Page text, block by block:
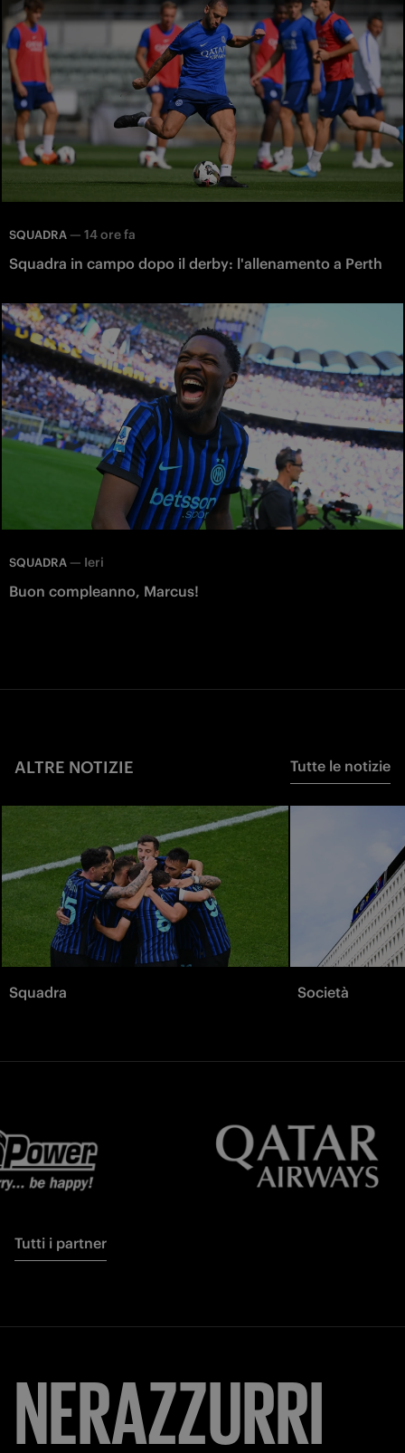
SQUADRA — 14 ore fa
Squadra in campo dopo il derby: l'allenamento a Perth
SQUADRA — Ieri
Buon compleanno, Marcus!
ALTRE NOTIZIE Tutte le notizie
Squadra Società
Tutti i partner
NERAZZURRI